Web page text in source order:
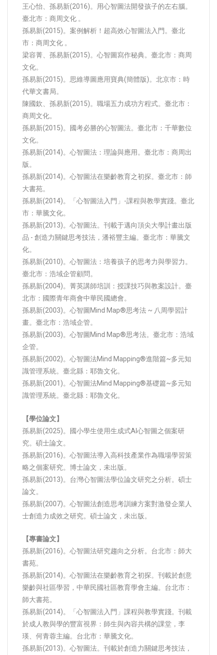
王心怡、孫易新(2016)。用心智圖法開發孩子的左右腦。
臺北市：商周文化 。
孫易新(2015)。案例解析！超高效心智圖法入門。臺北
市：商周文化 。
梁容菁、孫易新(2015)。心智圖寫作秘典。臺北市：商周
文化。
孫易新(2015)。思維導圖應用寶典(簡體版)。北京市：時
代華文書局。
陳國欽、孫易新(2015)。職場五力成功方程式。臺北市：
商周文化。
孫易新(2015)。國考必勝的心智圖法。臺北市：千華數位
文化。
孫易新(2014)。心智圖法：理論與應用。臺北市：商周出
版。
孫易新(2014)。心智圖法在樂齡教育之初探。臺北市：師
大書苑。
孫易新(2014)。「心智圖法入門」-課程與教學實踐。臺北
市：華騰文化。
孫易新(2013)。心智圖法。刊載于邁向頂尖大學計畫出版
品 - 創造力關鍵思考技法，潘裕豐主編。臺北市：華騰文
化。
孫易新(2010)。心智圖法：培養孩子的思考力與學習力。
臺北市：浩域企管顧問。
孫易新(2004)。菁英講師培訓：授課技巧與教案設計。臺
北市：國際青年商會中華民國總會。
孫易新(2003)。心智圖Mind Map®思考法 ~ 八周學習計
畫。臺北市：浩域企管。
孫易新(2003)。心智圖Mind Map®思考法。臺北市：浩域
企管。
孫易新(2002)。心智圖法Mind Mapping®進階篇~多元知
識管理系統。臺北縣：耶魯文化。
孫易新(2001)。心智圖法Mind Mapping®基礎篇~多元知
識管理系統。臺北縣：耶魯文化。
【學位論文】
孫易新(2025)。國小學生使用生成式AI心智圖之個案研
究。碩士論文。
孫易新(2016)。心智圖法導入高科技產業作為職場學習策
略之個案研究。博士論文，未出版。
孫易新(2013)。台灣心智圖法學位論文研究之分析。碩士
論文。
孫易新(2007)。心智圖法創造思考訓練方案對激發企業人
士創造力成效之研究。碩士論文，未出版。
【專書論文】
孫易新(2016)。心智圖法研究趨向之分析。台北市：師大
書苑。
孫易新(2014)。心智圖法在樂齡教育之初探。刊載於創意
樂齡與社區學習，中華民國社區教育學會主編。台北市：
師大書苑。
孫易新(2014)。「心智圖法入門」課程與教學實踐。刊載
於成人教與學的豐富視界：師生與內容共構的課堂，李
瑛、何青蓉主編。台北市：華騰文化。
孫易新(2013)。心智圖法。刊載於創造力關鍵思考技法，